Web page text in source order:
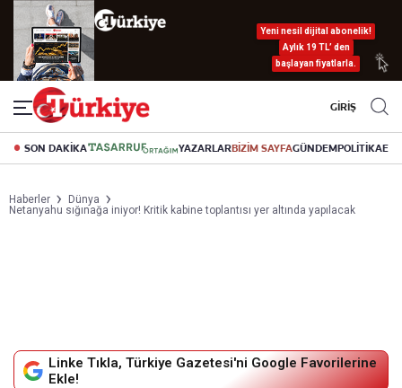
Yeni nesil dijital abonelik!
Aylık 19 TL’ den
başlayan fiyatlarla.
GİRİŞ
SON DAKİKA YAZARLARBİZİM SAYFAGÜNDEMPOLİTİKA
Haberler
Dünya
Netanyahu sığınağa iniyor! Kritik kabine toplantısı yer altında yapılacak
Linke Tıkla, Türkiye Gazetesi'ni Google Favorilerine
Ekle!